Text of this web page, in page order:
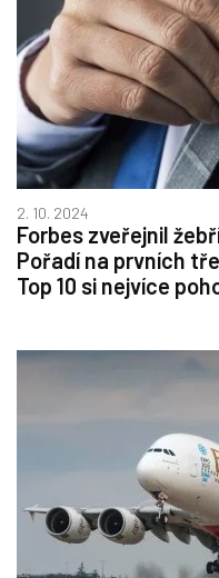
2. 10. 2024
Forbes zveřejnil
Pořadí na prvních
Top 10 si nejvíce